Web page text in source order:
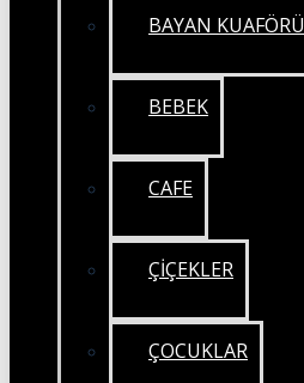
BAYAN KUAFÖRÜ
BEBEK
CAFE
ÇİÇEKLER
ÇOCUKLAR